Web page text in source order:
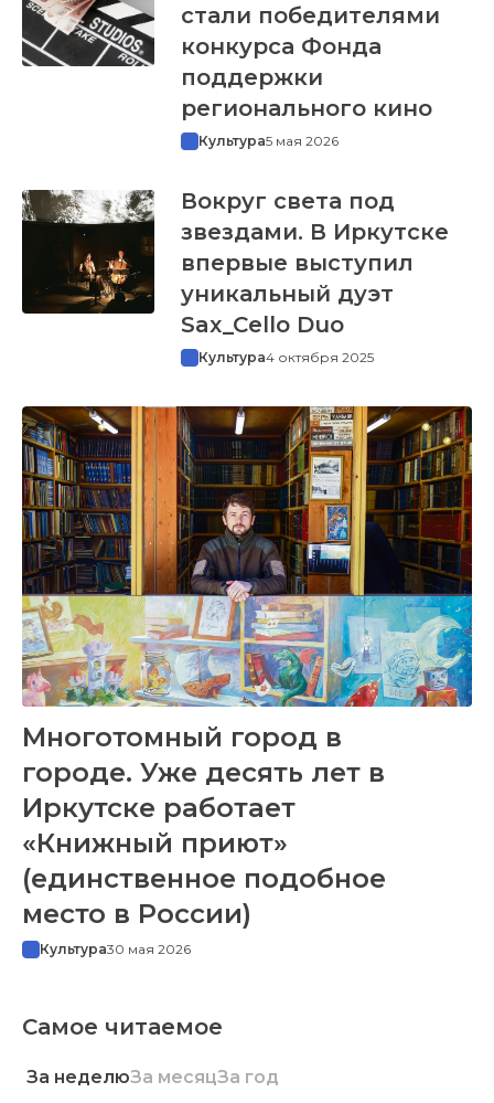
стали победителями
конкурса Фонда
поддержки
регионального кино
Культура5 мая 2026
Вокруг света под
звездами. В Иркутске
впервые выступил
уникальный дуэт
Sax_Cello Duo
Культура4 октября 2025
Многотомный город в
городе. Уже десять лет в
Иркутске работает
«Книжный приют»
(единственное подобное
место в России)
Культура30 мая 2026
Самое читаемое
За неделюЗа месяцЗа год